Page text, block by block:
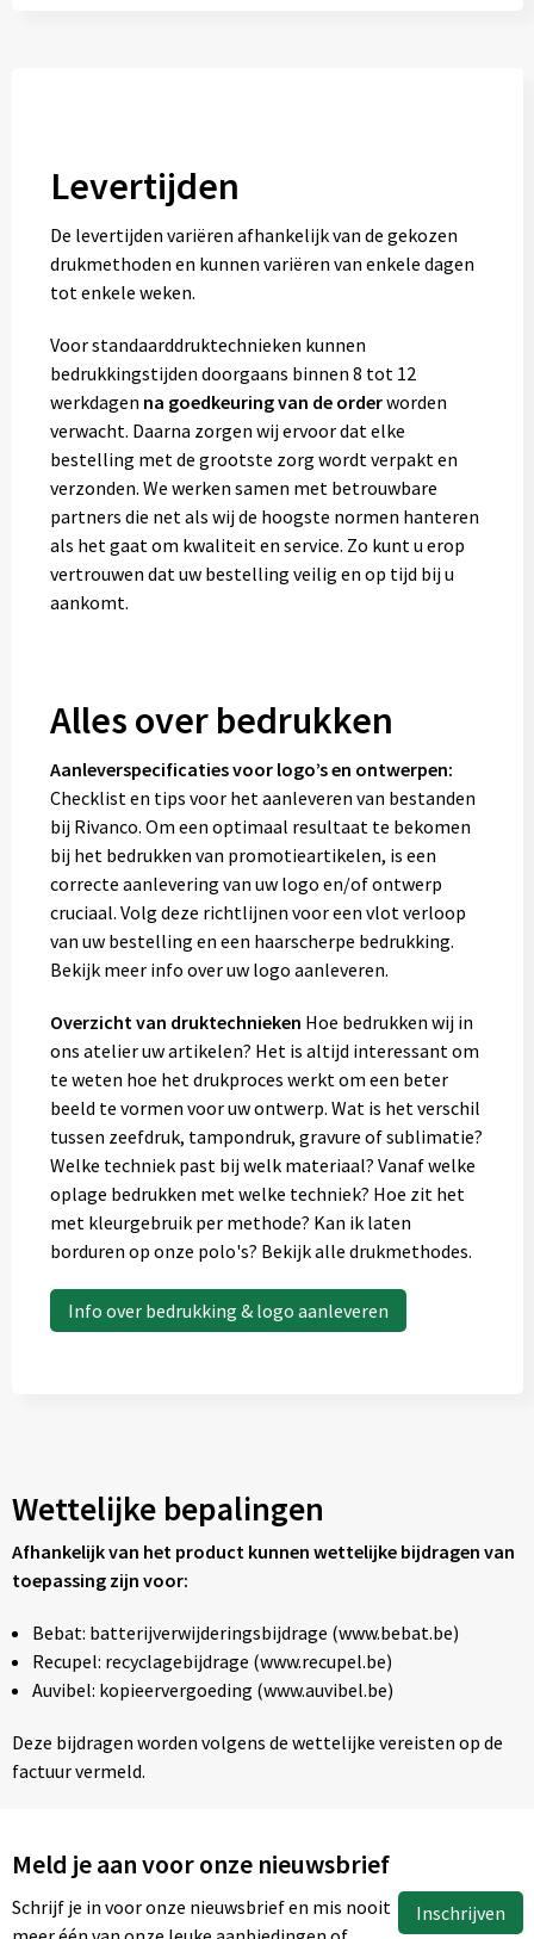
Levertijden
De levertijden variëren afhankelijk van de gekozen
drukmethoden en kunnen variëren van enkele dagen
tot enkele weken.
Voor standaarddruktechnieken kunnen
bedrukkingstijden doorgaans binnen 8 tot 12
werkdagen na goedkeuring van de orderworden
verwacht. Daarna zorgen wij ervoor dat elke
bestelling met de grootste zorg wordt verpakt en
verzonden. We werken samen met betrouwbare
partners die net als wij de hoogste normen hanteren
als het gaat om kwaliteit en service. Zo kunt u erop
vertrouwen dat uw bestelling veilig en op tijd bij u
aankomt.
Alles over bedrukken
Aanleverspecificaties voor logo’s en ontwerpen:
Checklist en tips voor het aanleveren van bestanden
bij Rivanco. Om een optimaal resultaat te bekomen
bij het bedrukken van promotieartikelen, is een
correcte aanlevering van uw logo en/of ontwerp
cruciaal. Volg deze richtlijnen voor een vlot verloop
van uw bestelling en een haarscherpe bedrukking.
Bekijk meer info over uw logo aanleveren.
Overzicht van druktechnieken Hoe bedrukken wij in
ons atelier uw artikelen? Het is altijd interessant om
te weten hoe het drukproces werkt om een beter
beeld te vormen voor uw ontwerp. Wat is het verschil
tussen zeefdruk, tampondruk, gravure of sublimatie?
Welke techniek past bij welk materiaal? Vanaf welke
oplage bedrukken met welke techniek? Hoe zit het
met kleurgebruik per methode? Kan ik laten
borduren op onze polo's? Bekijk alle drukmethodes.
Info over bedrukking & logo aanleveren
Wettelijke bepalingen
Afhankelijk van het product kunnen wettelijke bijdragen van
toepassing zijn voor:
Bebat: batterijverwijderingsbijdrage (www.bebat.be)
Recupel: recyclagebijdrage (www.recupel.be)
Auvibel: kopieervergoeding (www.auvibel.be)
Deze bijdragen worden volgens de wettelijke vereisten op de
factuur vermeld.
Meld je aan voor onze nieuwsbrief
Schrijf je in voor onze nieuwsbrief en mis nooit
Inschrijven